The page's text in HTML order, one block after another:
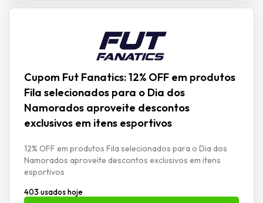
Cupom Fut Fanatics: 12% OFF em produtos
Fila selecionados para o Dia dos
Namorados aproveite descontos
exclusivos em itens esportivos
12% OFF em produtos Fila selecionados para o Dia dos
Namorados aproveite descontos exclusivos em itens
esportivos
403 usados hoje